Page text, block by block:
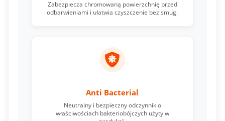
Zabezpiecza chromowaną powierzchnię przed
odbarwieniami i ułatwia czyszczenie bez smug.
Anti Bacterial
Neutralny i bezpieczny odczynnik o
właściwościach bakteriobójczych użyty w